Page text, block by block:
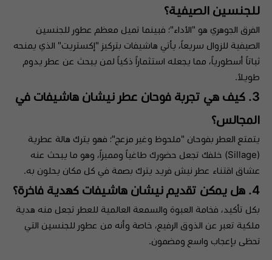
للجنسين الصيفية؟
الفرق الجوهري هو "الأداء"؛ فبينما تميل معظم عطور للجنسين
الصيفية للزوال سريعاً، يأتي هاشيفات بتركيز "إكستريت" الذي يمنحه
ثباتاً أسطورياً، مما يجعله استثماراً ذكياً لمن يبحث عن عطر يدوم
طويلاً.
3. كيف هي تجربة فوحان عطر نيشان هاشيفات في
المجالس؟
يتمتع العطر بفوحان "ملحوظ وغير مزعج"؛ فهو يترك هالة عطرية
(Sillage) خلفك تجعل حضورك طاغياً ومميزاً، وهو ما يبحث عنه
عشاق اقتناء عطر نيش فريد يترك بصمة في كل مكان يحلون به.
4. هل يمكن تقديم نيشان هاشيفات كهدية فاخرة؟
بكل تأكيد، فخامة العبوة والسمعة العالمية للعطر تجعل منه هدية
ملكية تعبر عن الذوق الرفيع، خاصة وأنه من عطور للجنسين التي
تحظى بإعجاب واسع ومضمون.